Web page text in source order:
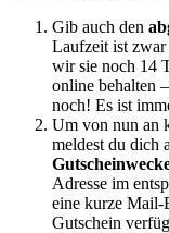
Gib auch den
Laufzeit ist zwar
wir sie noch 14
online behalten
noch! Es ist
Um von nun an
meldest du dich
Adresse im
eine kurze Mail-
Gutschein